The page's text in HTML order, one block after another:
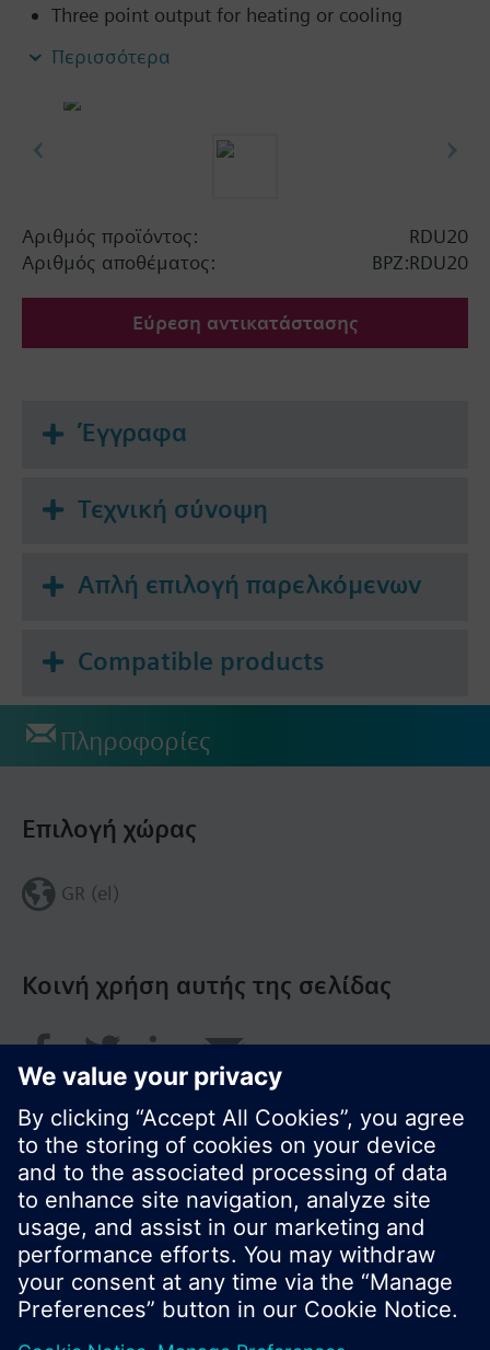
Three point output for heating or cooling
Operating modes: normal and energy saving (or
Περισσότερα
Αριθμός προϊόντος:
RDU20
Αριθμός αποθέματος:
BPZ:RDU20
Εύρεση αντικατάστασης
Έγγραφα
Τεχνική σύνοψη
Απλή επιλογή παρελκόμενων
Compatible products
Πληροφορίες
Κοινή χρήση αυτής της σελίδας
Επιλογή χώρας
GR (el)
© Siemens Greece 2017
Το χαρτοφυλάκιο προϊόντων και οι τιμές μπορεί